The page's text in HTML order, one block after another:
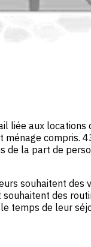
liée aux locations
compris.
de la part de
souhaitent des
des
temps de leur